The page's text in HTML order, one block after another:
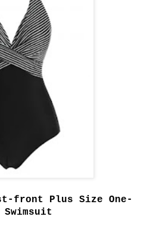
front Plus Size One-